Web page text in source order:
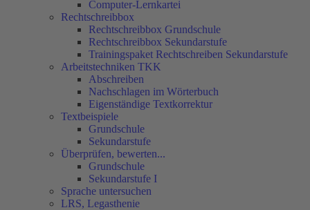
Computer-Lernkartei
Rechtschreibbox
Rechtschreibbox Grundschule
Rechtschreibbox Sekundarstufe
Trainingspaket Rechtschreiben Sekundarstufe
Arbeitstechniken TKK
Abschreiben
Nachschlagen im Wörterbuch
Eigenständige Textkorrektur
Textbeispiele
Grundschule
Sekundarstufe
Überprüfen, bewerten...
Grundschule
Sekundarstufe I
Sprache untersuchen
LRS, Legasthenie